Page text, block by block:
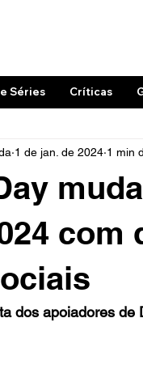
Séries Críticas
com
1 de jan. de 2024 1 min
dos apoiadores de